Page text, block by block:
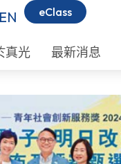
eClass
真光 最新消息